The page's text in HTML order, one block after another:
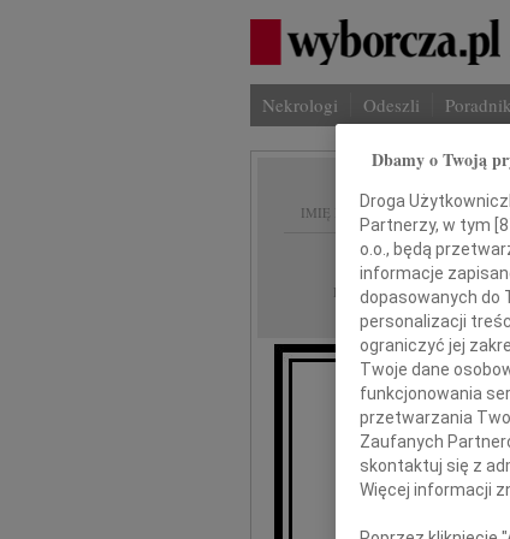
Nekrologi Odeszli
IMIĘ I NAZWISKO:
REGION: Warszawa
DATA EMISJI: 05.05.2026
Wyrazy
Dbamy o Twoją
Droga
Partnerzy, w tym [
o.o., będą
informacje
dopasowanych do
personalizacji
ograniczyć jej
Twoje dane
funkcjonowania
przetwarzania
Zaufanych
skontaktuj się z
Więcej informacji